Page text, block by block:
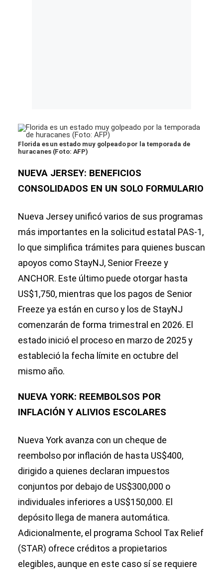
Florida es un estado muy golpeado por la temporada de
huracanes (Foto: AFP)
NUEVA JERSEY: BENEFICIOS
CONSOLIDADOS EN UN SOLO FORMULARIO
Nueva Jersey unificó varios de sus programas
más importantes en la solicitud estatal PAS-1,
lo que simplifica trámites para quienes buscan
apoyos como StayNJ, Senior Freeze y
ANCHOR. Este último puede otorgar hasta
US$1,750, mientras que los pagos de Senior
Freeze ya están en curso y los de StayNJ
comenzarán de forma trimestral en 2026. El
estado inició el proceso en marzo de 2025 y
estableció la fecha límite en octubre del
mismo año.
NUEVA YORK: REEMBOLSOS POR
INFLACIÓN Y ALIVIOS ESCOLARES
Nueva York avanza con un cheque de
reembolso por inflación de hasta US$400,
dirigido a quienes declaran impuestos
conjuntos por debajo de US$300,000 o
individuales inferiores a US$150,000. El
depósito llega de manera automática.
Adicionalmente, el programa School Tax Relief
(STAR) ofrece créditos a propietarios
elegibles, aunque en este caso sí se requiere